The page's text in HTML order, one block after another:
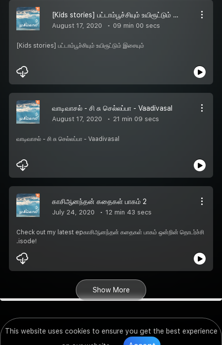
This website uses cookies to ensure you get the best experience
[Kids stories] பட்டாம்பூச்சியும் உயிரூட்டும் இசையும்
August 17, 2020 09 min 00 secs
[Kids stories] பட்டாம்பூச்சியும் உயிரூட்டும் இசையும்
வாடிவாசல் - சி சு செல்லப்பா - Vaadivasal
August 17, 2020 21 min 09 secs
வாடிவாசல் - சி சு செல்லப்பா - Vaadivasal
காசிஆனந்தன் கதைகள் பாகம் 2
July 24, 2020 12 min 43 secs
Check out my latest epகாசிஆனந்தன் கதைகள் பாகம் ஒன்றின் தொடர்ச்சி
.isode!
Show More